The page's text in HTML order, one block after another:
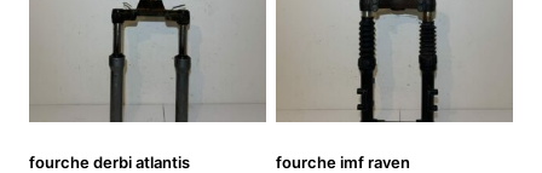
fourche derbi atlantis fourche imf raven